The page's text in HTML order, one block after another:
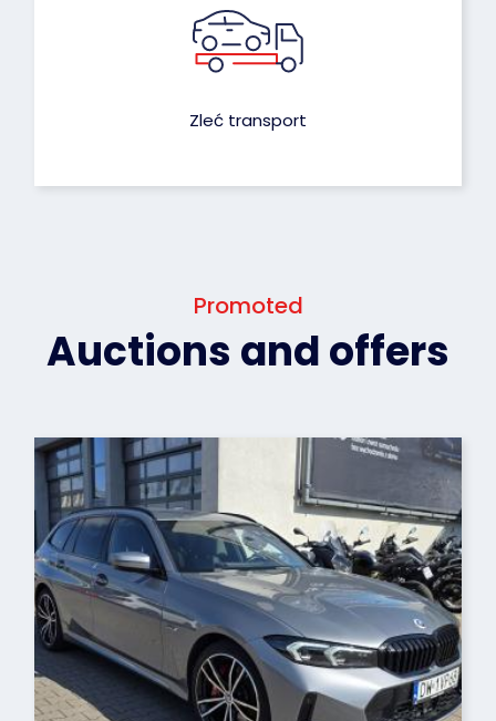
Zleć transport
Promoted
Auctions and offers